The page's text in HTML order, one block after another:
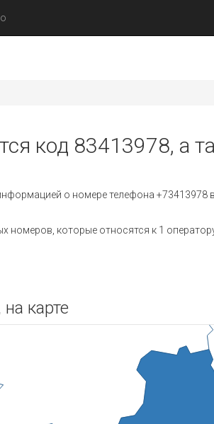
код 83413978, а
о номере телефона
которые относятся к 1
карте